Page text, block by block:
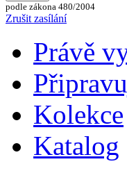
podle zákona 480/2004
Zrušit zasílání
Právě
Kolekce
Katalog